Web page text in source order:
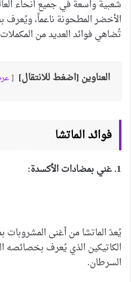
شعبية واسعة في جميع أنحاء
الأخضر المطحونة ناعماً، ويُعرف
تُضاهي فوائد العديد من المكملات
العناوين [اضغط للانتقال]
فوائد الماتشا
1. غني بمضادات الأكسدة:
يُعدّ الماتشا من أغنى
الكاتيكين الذي يُعرف بخصائصه
السرطان.